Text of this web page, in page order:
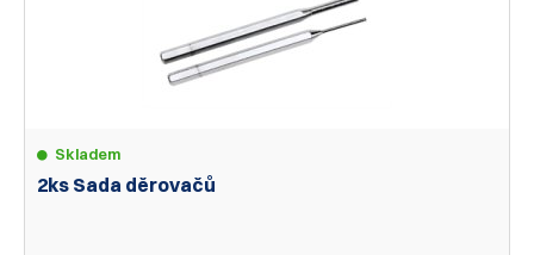
Skladem
2ks Sada děrovačů